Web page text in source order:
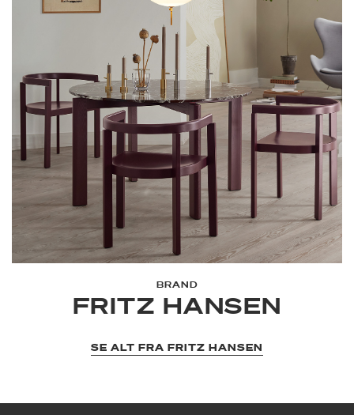
BRAND
FRITZ HANSEN
SE ALT FRA FRITZ HANSEN